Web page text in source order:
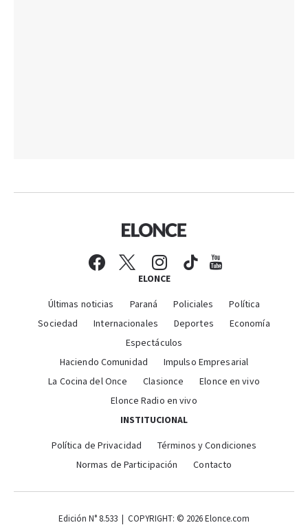
ELONCE
Últimas noticias Paraná Policiales
Política
Sociedad
Internacionales Deportes
Economía
Espectáculos
Haciendo Comunidad
Impulso Empresarial
La Cocina del Once
Clasionce
Elonce en vivo
Elonce Radio en vivo
INSTITUCIONAL
Política de Privacidad
Términos y Condiciones
Normas de Participación
Contacto
Edición N° 8.533 | COPYRIGHT: © 2026 Elonce.com